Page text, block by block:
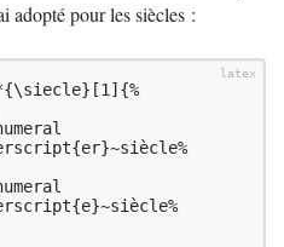
adopté pour les siècles :